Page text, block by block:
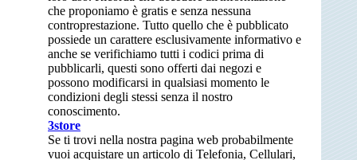
che proponiamo è gratis e senza nessuna
controprestazione. Tutto quello che è pubblicato
possiede un carattere esclusivamente informativo e
anche se verifichiamo tutti i codici prima di
pubblicarli, questi sono offerti dai negozi e
possono modificarsi in qualsiasi momento le
condizioni degli stessi senza il nostro
conoscimento.
3store
Se ti trovi nella nostra pagina web probabilmente
vuoi acquistare un articolo di Telefonia, Cellulari,